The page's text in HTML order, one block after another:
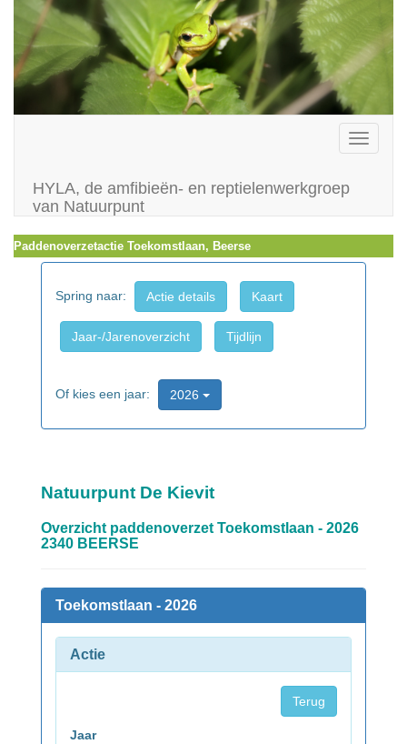
Toggle
HYLA, de amfibieën- en reptielenwerkgroep
van Natuurpunt
Paddenoverzetactie Toekomstlaan, Beerse
Spring naar: Actie details Kaart
Jaar-/Jarenoverzicht Tijdlijn
Of kies een jaar: 2026
Natuurpunt De Kievit
Overzicht paddenoverzet Toekomstlaan - 2026
2340 BEERSE
Toekomstlaan - 2026
Actie
Terug
Jaar